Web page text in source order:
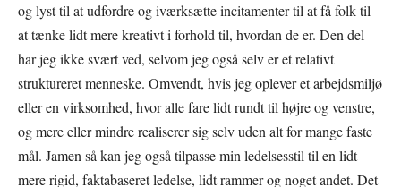
og lyst til at udfordre og iværksætte incitamenter til at få folk til
at tænke lidt mere kreativt i forhold til, hvordan de er. Den del
har jeg ikke svært ved, selvom jeg også selv er et relativt
struktureret menneske. Omvendt, hvis jeg oplever et arbejdsmiljø
eller en virksomhed, hvor alle fare lidt rundt til højre og venstre,
og mere eller mindre realiserer sig selv uden alt for mange faste
mål. Jamen så kan jeg også tilpasse min ledelsesstil til en lidt
mere rigid, faktabaseret ledelse, lidt rammer og noget andet. Det